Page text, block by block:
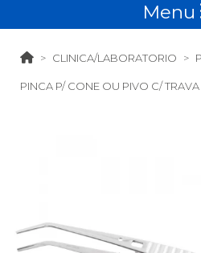
Menu
CLINICA/LABORATORIO
PINCA P/ CONE OU PIVO C/ TRAVA